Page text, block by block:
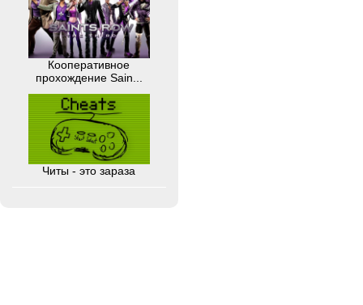
Кооперативное
прохождение Sain...
Читы - это зараза